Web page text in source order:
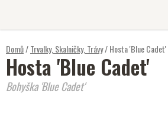
Domů/Trvalky, Skalničky, Trávy/Hosta 'Blue Cadet'
Hosta 'Blue Cadet'
Bohyška 'Blue Cadet'